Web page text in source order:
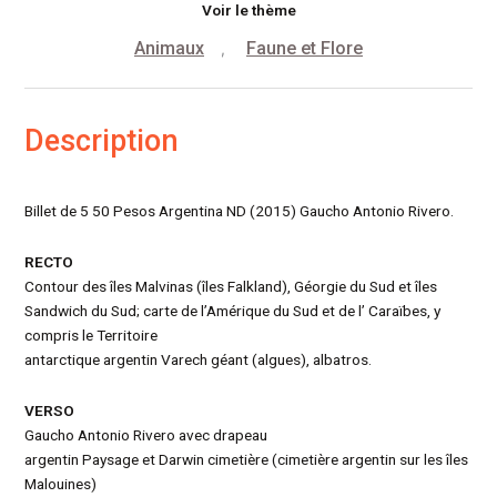
Voir le thème
Animaux , Faune et Flore
Description
Billet de 5 50 Pesos Argentina ND (2015) Gaucho Antonio Rivero.
RECTO
Contour des îles Malvinas (îles Falkland), Géorgie du Sud et îles
Sandwich du Sud; carte de l’Amérique du Sud et de l’ Caraïbes, y
compris le Territoire
antarctique argentin Varech géant (algues), albatros.
VERSO
Gaucho Antonio Rivero avec drapeau
argentin Paysage et Darwin cimetière (cimetière argentin sur les îles
Malouines)